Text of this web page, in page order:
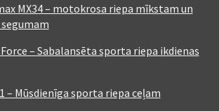
MX34 – motokrosa riepa mīkstam un
– Sabalansēta sporta riepa ikdienas
– Mūsdienīga sporta riepa ceļam